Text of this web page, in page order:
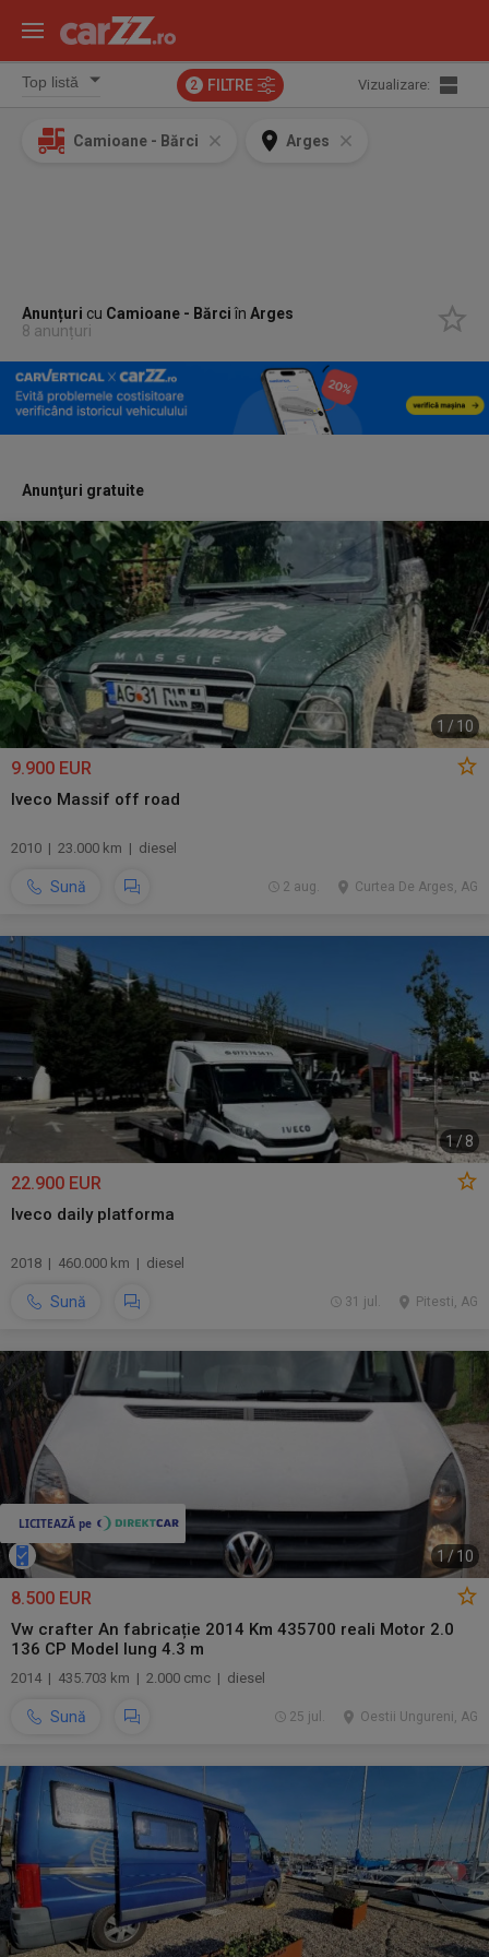
2 FILTRE Vizualizare:
Camioane - Bărci Arges
Anunțuri cu Camioane - BărciînArges
8 anunțuri
Anunţuri gratuite
1 / 10
9.900 EUR
Iveco Massif off road
2010 | 23.000 km | diesel
Sună Curtea De Arges, AG
2 aug.
1/ 8
22.900 EUR
Iveco daily platforma
2018 | 460.000 km | diesel
Sună Pitesti, AG
31 jul.
1/10
8.500 EUR
Vw crafter An fabricație 2014 Km 435700 reali Motor 2.0
136 CP Model lung 4.3 m
2014 | 435.703 km | 2.000 cmc | diesel
Sună Oestii Ungureni, AG
25 jul.